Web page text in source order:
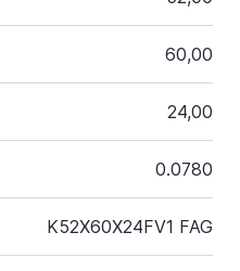
60,00
24,00
0.0780
K52X60X24FV1 FAG